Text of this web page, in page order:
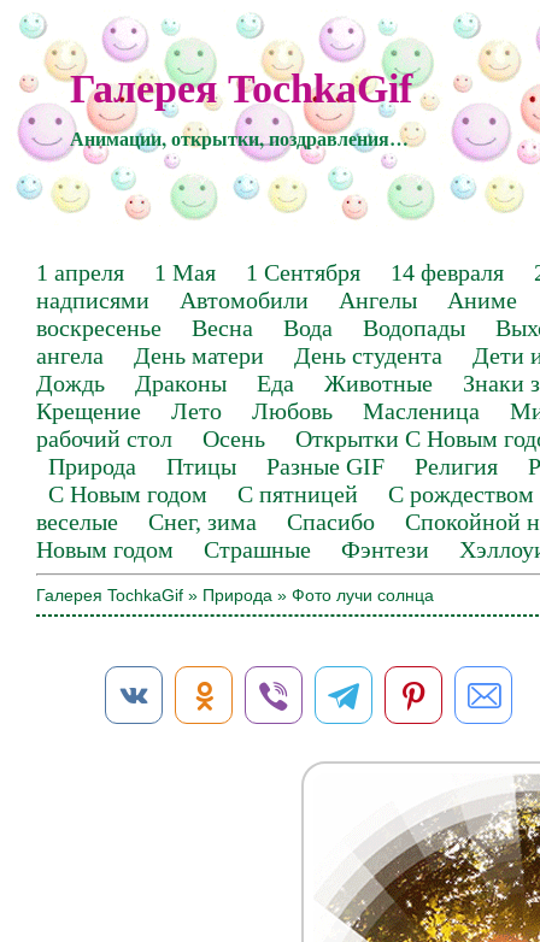
Галерея TochkaGif
Анимации, открытки, поздравления…
1 апреля 1 Мая 1 Сентября 14 февраля
надписями
Автомобили Ангелы
Аниме
воскресенье
Весна Вода Водопады
ангела
День матери День студента
Дети
Дождь
Драконы Еда Животные
Знаки
Крещение
Лето Любовь Масленица
рабочий стол
Осень
Открытки С Новым
Природа
Птицы Разные GIF Религия
С Новым годом
С пятницей
С рождеством
веселые
Снег, зима Спасибо
Спокойной
Новым годом
Страшные Фэнтези
Галерея TochkaGif » Природа » Фото лучи солнца